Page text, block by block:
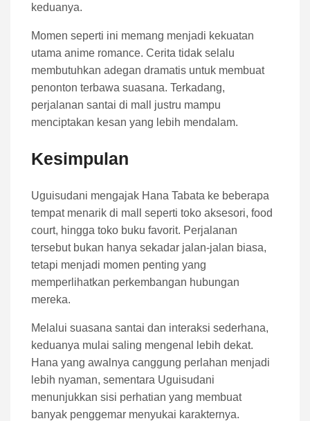
keduanya.
Momen seperti ini memang menjadi kekuatan
utama anime romance. Cerita tidak selalu
membutuhkan adegan dramatis untuk membuat
penonton terbawa suasana. Terkadang,
perjalanan santai di mall justru mampu
menciptakan kesan yang lebih mendalam.
Kesimpulan
Uguisudani mengajak Hana Tabata ke beberapa
tempat menarik di mall seperti toko aksesori, food
court, hingga toko buku favorit. Perjalanan
tersebut bukan hanya sekadar jalan-jalan biasa,
tetapi menjadi momen penting yang
memperlihatkan perkembangan hubungan
mereka.
Melalui suasana santai dan interaksi sederhana,
keduanya mulai saling mengenal lebih dekat.
Hana yang awalnya canggung perlahan menjadi
lebih nyaman, sementara Uguisudani
menunjukkan sisi perhatian yang membuat
banyak penggemar menyukai karakternya.